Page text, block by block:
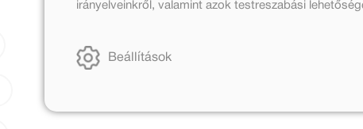
irányelveinkről, valamint azok testreszabási
Beállítások